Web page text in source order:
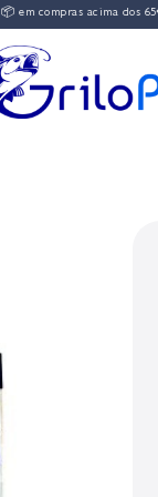
compras acima dos 65€